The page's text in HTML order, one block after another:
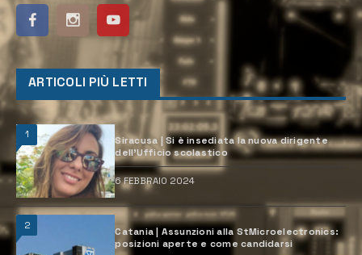
ARTICOLI PIÙ LETTI
1
Siracusa | Si è insediata la nuova dirigente
dell’Ufficio scolastico
6 FEBBRAIO 2024
2
Catania | Assunzioni alla StMicroelectronics:
posizioni aperte e come candidarsi